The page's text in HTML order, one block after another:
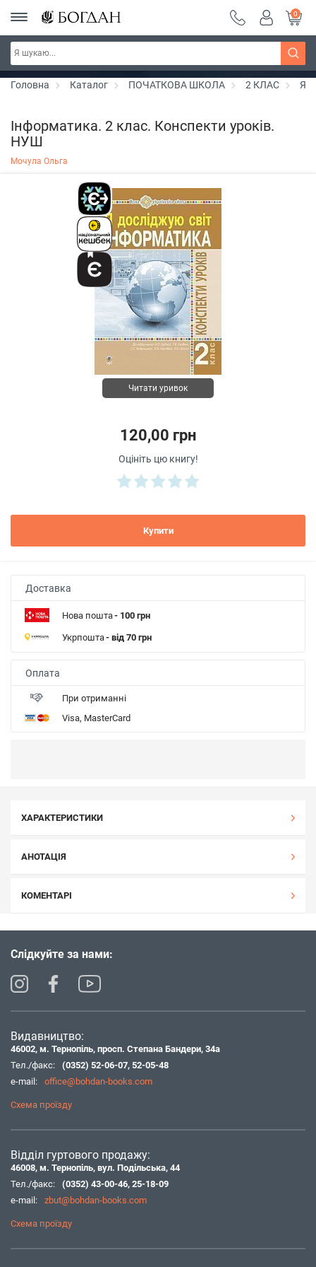
Серія "Чейзіана" ~ знижка 20%
0
Головна Каталог ПОЧАТКОВА ШКОЛА 2 КЛАС Я
Інформатика. 2 клас. Конспекти уроків.
НУШ
Мочула Ольга
Читати уривок
120,00 грн
Оцініть цю книгу!
Купити
Доставка
Нова пошта- 100 грн
Укрпошта- від 70 грн
Оплата
При отриманні
Visa, MasterCard
ХАРАКТЕРИСТИКИ
АНОТАЦІЯ
КОМЕНТАРІ
Слідкуйте за нами:
Видавництво:
46002, м. Тернопіль, просп. Степана Бандери, 34а
Тел./факс:
(0352) 52-06-07, 52-05-48
e-mail:
office@bohdan-books.com
Схема проїзду
Відділ гуртового продажу:
46008, м. Тернопіль, вул. Подільська, 44
Тел./факс:
(0352) 43-00-46, 25-18-09
e-mail:
zbut@bohdan-books.com
Схема проїзду